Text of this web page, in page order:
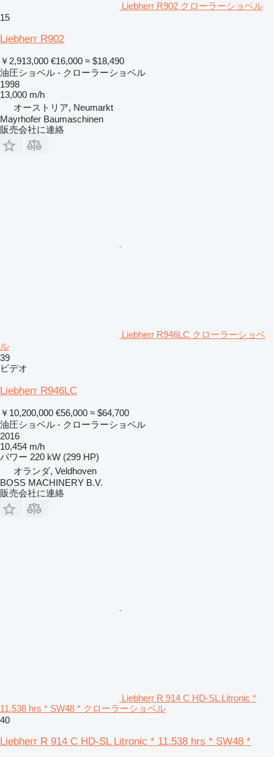
Liebherr R902 クローラーショベル
15
Liebherr R902
￥2,913,000 €16,000 ≈ $18,490
油圧ショベル - クローラーショベル
1998
13,000 m/h
オーストリア, Neumarkt
Mayrhofer Baumaschinen
販売会社に連絡
Liebherr R946LC クローラーショベ
ル
39
ビデオ
Liebherr R946LC
￥10,200,000 €56,000 ≈ $64,700
油圧ショベル - クローラーショベル
2016
10,454 m/h
パワー 220 kW (299 HP)
オランダ, Veldhoven
BOSS MACHINERY B.V.
販売会社に連絡
Liebherr R 914 C HD-SL Litronic *
11.538 hrs * SW48 * クローラーショベル
40
Liebherr R 914 C HD-SL Litronic * 11.538 hrs * SW48 *